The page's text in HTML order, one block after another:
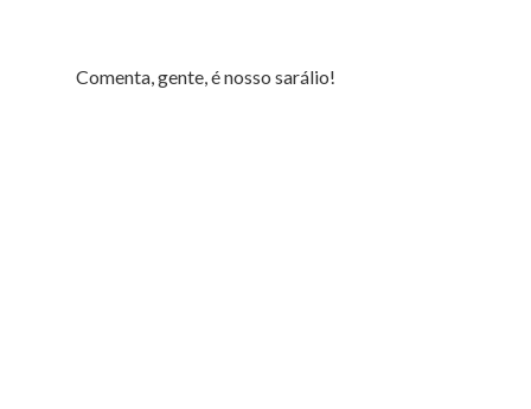
Comenta, gente, é nosso sarálio!